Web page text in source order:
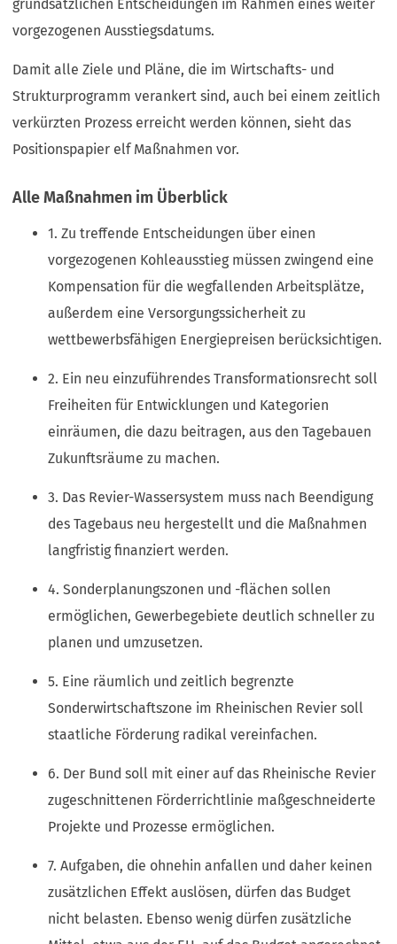
grundsätzlichen Entscheidungen im Rahmen eines weiter
vorgezogenen Ausstiegsdatums.
Damit alle Ziele und Pläne, die im Wirtschafts- und
Strukturprogramm verankert sind, auch bei einem zeitlich
verkürzten Prozess erreicht werden können, sieht das
Positionspapier elf Maßnahmen vor.
Alle Maßnahmen im Überblick
1. Zu treffende Entscheidungen über einen
vorgezogenen Kohleausstieg müssen zwingend eine
Kompensation für die wegfallenden Arbeitsplätze,
außerdem eine Versorgungssicherheit zu
wettbewerbsfähigen Energiepreisen berücksichtigen.
2. Ein neu einzuführendes Transformationsrecht soll
Freiheiten für Entwicklungen und Kategorien
einräumen, die dazu beitragen, aus den Tagebauen
Zukunftsräume zu machen.
3. Das Revier-Wassersystem muss nach Beendigung
des Tagebaus neu hergestellt und die Maßnahmen
langfristig finanziert werden.
4. Sonderplanungszonen und -flächen sollen
ermöglichen, Gewerbegebiete deutlich schneller zu
planen und umzusetzen.
5. Eine räumlich und zeitlich begrenzte
Sonderwirtschaftszone im Rheinischen Revier soll
staatliche Förderung radikal vereinfachen.
6. Der Bund soll mit einer auf das Rheinische Revier
zugeschnittenen Förderrichtlinie maßgeschneiderte
Projekte und Prozesse ermöglichen.
7. Aufgaben, die ohnehin anfallen und daher keinen
zusätzlichen Effekt auslösen, dürfen das Budget
nicht belasten. Ebenso wenig dürfen zusätzliche